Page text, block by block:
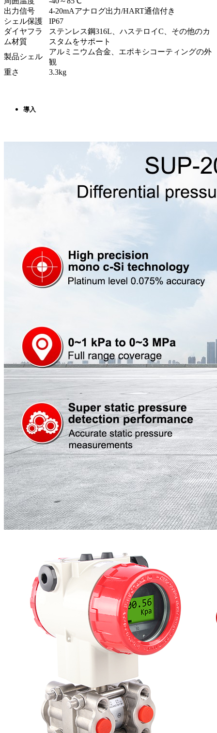
出力信号
4-20mAアナログ出力/HART通信付き
シェル保護
IP67
ダイヤフラ
ム材質
ステンレス鋼316L、ハステロイC、その他のカ
スタムをサポート
製品シェル
アルミニウム合金、エポキシコーティングの外
観
重さ
3.3kg
導入